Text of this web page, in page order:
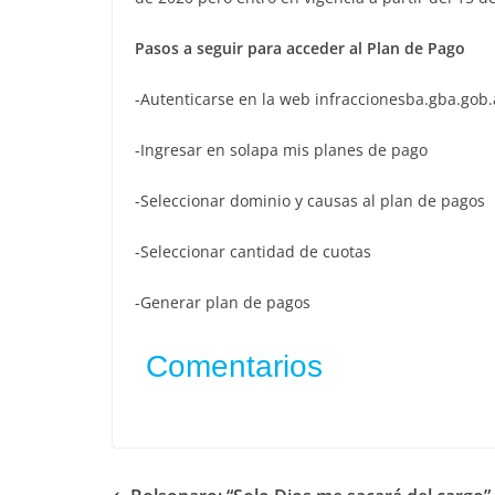
Pasos a seguir para acceder al Plan de Pago
-Autenticarse en la web
-Ingresar en solapa mis planes de pago
-Seleccionar dominio y causas al plan de pagos
-Seleccionar cantidad de cuotas
-Generar plan de pagos
Comentarios